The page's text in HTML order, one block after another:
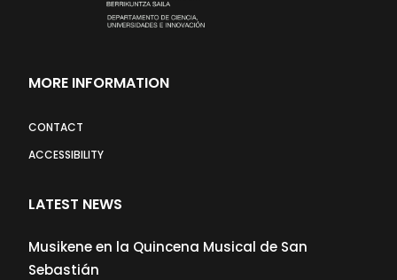
MORE INFORMATION
CONTACT
ACCESSIBILITY
LATEST NEWS
Musikene en la Quincena Musical de San
Sebastián